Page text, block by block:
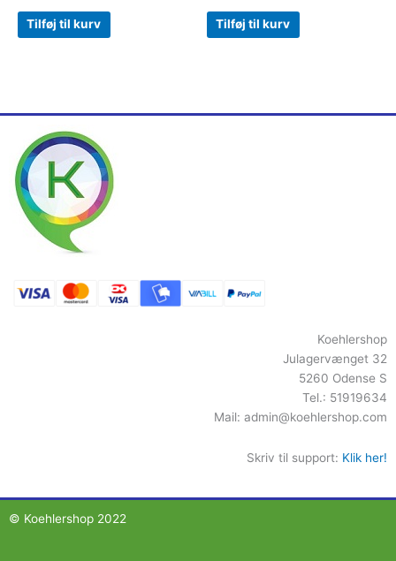
Tilføj til kurv Tilføj til kurv
Koehlershop
Julagervænget 32
5260 Odense S
Tel.: 51919634
Mail: admin@koehlershop.com
Skriv til support: Klik her!
© Koehlershop 2022